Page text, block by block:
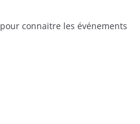
pour connaitre les événements